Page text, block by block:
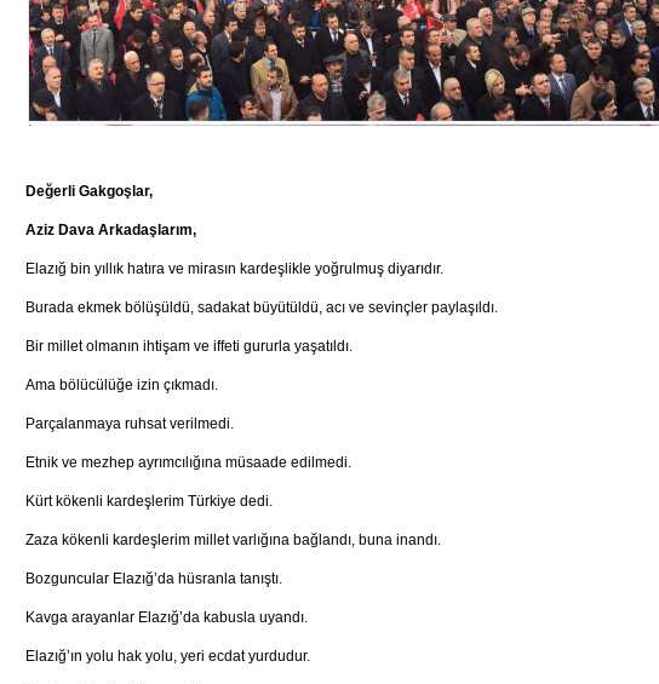
Değerli Gakgoşlar,
Aziz Dava Arkadaşlarım,
Elazığ bin yıllık hatıra ve mirasın kardeşlikle yoğrulmuş diyarıdır.
Burada ekmek bölüşüldü, sadakat büyütüldü, acı ve sevinçler paylaşıldı.
Bir millet olmanın ihtişam ve iffeti gururla yaşatıldı.
Ama bölücülüğe izin çıkmadı.
Parçalanmaya ruhsat verilmedi.
Etnik ve mezhep ayrımcılığına müsaade edilmedi.
Kürt kökenli kardeşlerim Türkiye dedi.
Zaza kökenli kardeşlerim millet varlığına bağlandı, buna inandı.
Bozguncular Elazığ’da hüsranla tanıştı.
Kavga arayanlar Elazığ’da kabusla uyandı.
Elazığ’ın yolu hak yolu, yeri ecdat yurdudur.